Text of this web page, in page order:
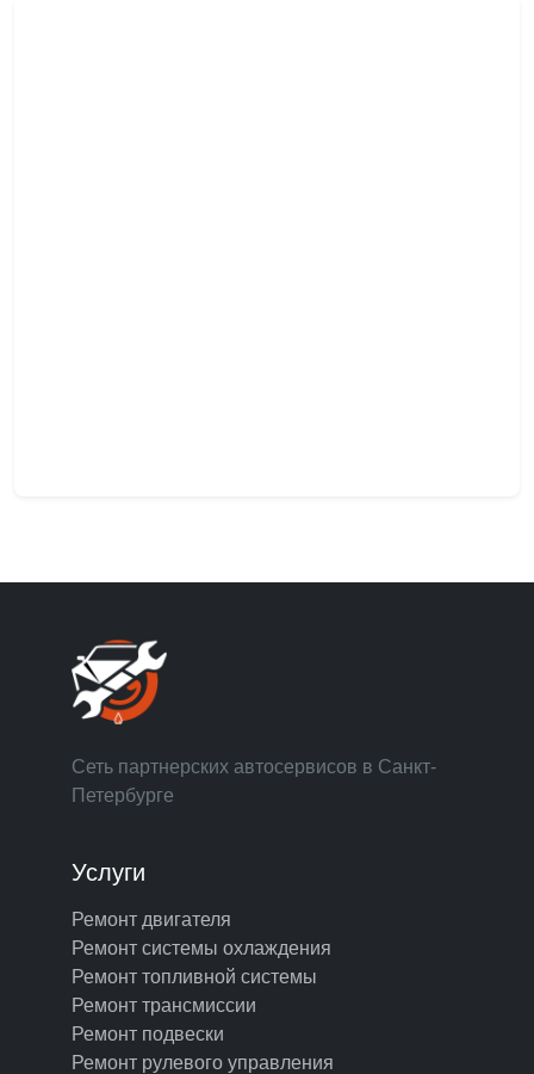
Сеть партнерских автосервисов в Санкт-
Петербурге
Услуги
Ремонт двигателя
Ремонт системы охлаждения
Ремонт топливной системы
Ремонт трансмиссии
Ремонт подвески
Ремонт рулевого управления